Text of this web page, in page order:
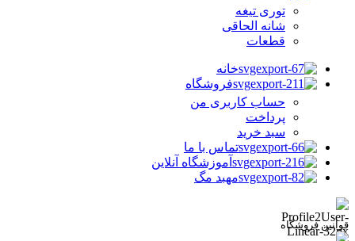
توری تیغه
شانه الحاقی
قطعات
خانه
فروشگاه
حساب کاربری من
پرداخت
سبد خرید
تماس با ما
آموزشگاه آنلاین
مهبد مگ
قوانین فروشگاه